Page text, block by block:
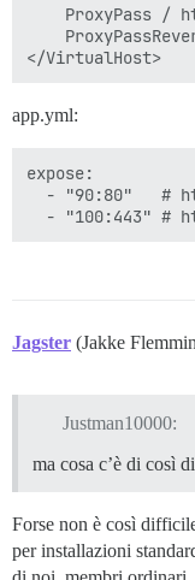
ProxyPass /
app.yml:
expose:
- "90:80"   #
Jagster (Jakke
Justman10000:
ma cosa c’è di così
Forse non è così
per installazioni